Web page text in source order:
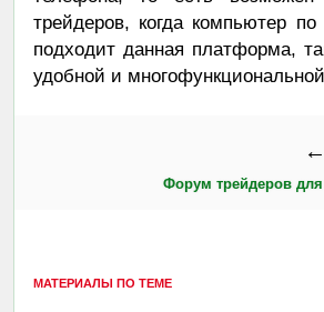
трейдеров, когда компьютер
подходит данная платформа,
удобной и многофункциональной.
Форум трейдеров
МАТЕРИАЛЫ ПО ТЕМЕ